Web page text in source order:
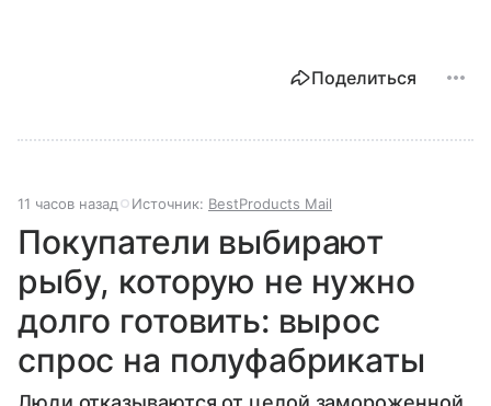
Поделиться
11 часов назад Источник: BestProducts Mail
Покупатели выбирают
рыбу, которую не нужно
долго готовить: вырос
спрос на полуфабрикаты